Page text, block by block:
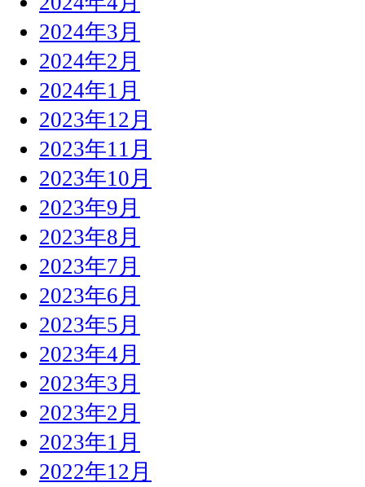
2024年3月
2024年2月
2024年1月
2023年12月
2023年11月
2023年10月
2023年9月
2023年8月
2023年7月
2023年6月
2023年5月
2023年4月
2023年3月
2023年2月
2023年1月
2022年12月